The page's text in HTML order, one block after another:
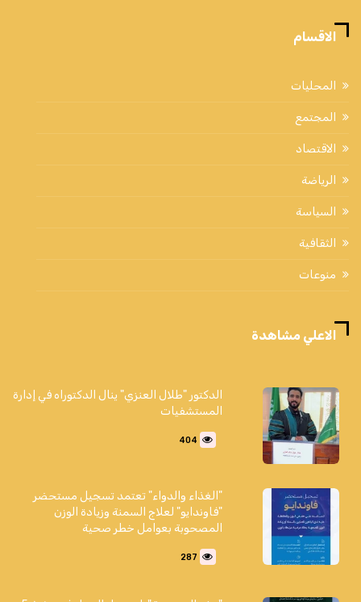
الاقسام
المحليات
المجتمع
الاقتصاد
الرياضة
السياسة
الثقافية
منوعات
الاعلي مشاهدة
الدكتور "طلال العنزي" ينال الدكتوراه في إدارة
المستشفيات
404
"الغذاء والدواء" تعتمد تسجيل مستحضر
"فاوندايو" لعلاج السمنة وزيادة الوزن
المصحوبة بعوامل خطر صحية
287